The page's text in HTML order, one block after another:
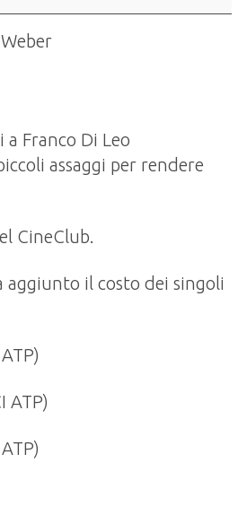
Franco Di Leo
assaggi per rendere
CineClub.
aggiunto il costo dei singoli
ATP)